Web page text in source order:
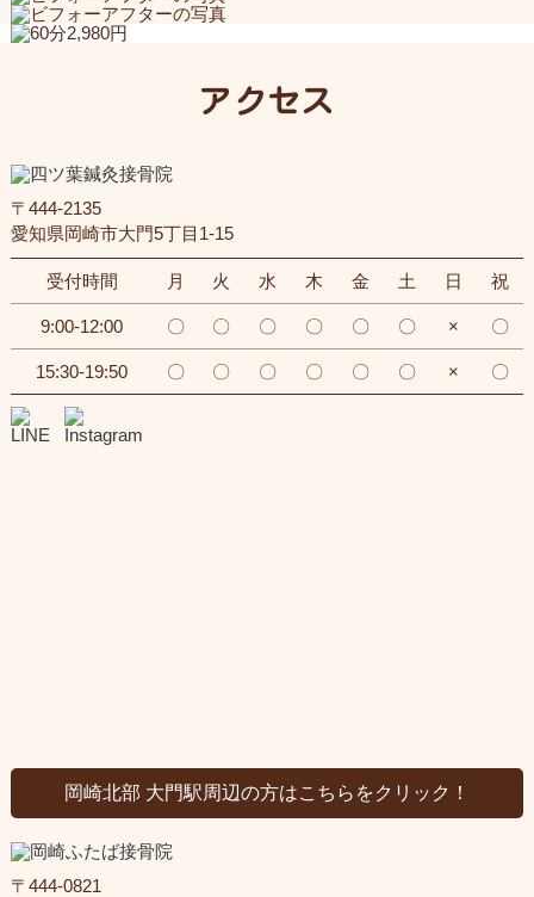
アクセス
〒444-2135
愛知県岡崎市大門5丁目1-15
受付時間 月 火 水 木 金 土 日 祝
9:00-12:00 〇 〇 〇 〇 〇 〇 × 〇
15:30-19:50 〇 〇 〇 〇 〇 〇 × 〇
岡崎北部 大門駅周辺の方はこちらをクリック！
〒444-0821